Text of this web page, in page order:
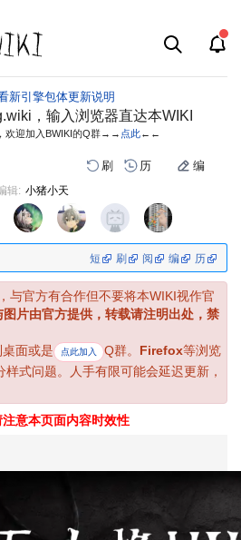
新引擎包体更新说明
，输入浏览器直达本WIKI
欢迎加入BWIKI的Q群→→ 点此←←
刷 历 编
辑: 小猪小天
短 刷 阅 编 历
与官方有合作但不要将本WIKI视作官
片由官方提供，转载请注明出处，禁
面或是 点此加入 Q群。 Firefox等浏览
式问题。人手有限可能会延迟更新，
注意本页面内容时效性